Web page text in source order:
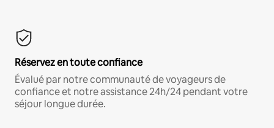
Réservez en toute confiance
Évalué par notre communauté de voyageurs de
confiance et notre assistance 24h/24 pendant votre
séjour longue durée.